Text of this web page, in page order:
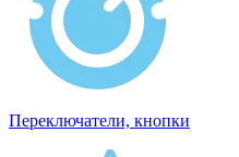
Переключатели, кнопки